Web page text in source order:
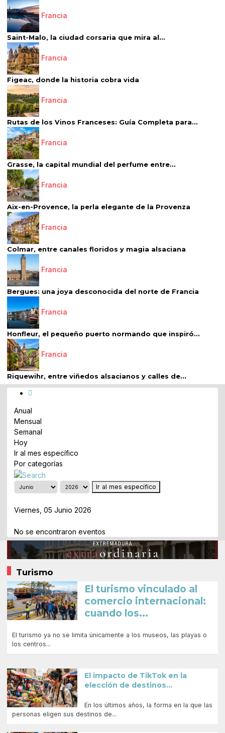
Francia
Saint-Malo, la ciudad corsaria que mira al...
Francia
Figeac, donde la historia cobra vida
Francia
Rutas de los Vinos Franceses: Guía Completa para...
Francia
Grasse, la capital mundial del perfume entre...
Francia
Aix-en-Provence, la perla elegante de la Provenza
Francia
Colmar, entre canales floridos y magia alsaciana
Francia
Bergues: una joya desconocida del norte de Francia
Francia
Honfleur, el pequeño puerto normando que inspiró...
Francia
Riquewihr, entre viñedos alsacianos y calles de...
Anual
Mensual
Semanal
Hoy
Ir al mes específico
Por categorías
Ir al mes específico
Viernes, 05 Junio 2026
No se encontraron eventos
Turismo
El turismo vinculado al
comercio internacional:
cuando los...
El turismo ya no se limita únicamente a los museos, las playas o
los centros...
El impacto de TikTok en la
elección de destinos...
En los últimos años, la forma en la que las
personas eligen sus destinos de...